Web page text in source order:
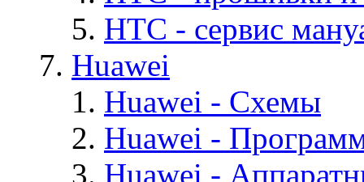
HTC - cервис
Huawei
Huawei - Cхемы
Huawei -
Huawei -